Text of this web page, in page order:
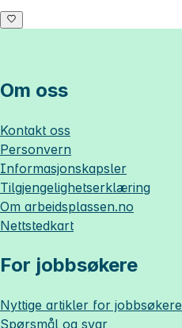
Om oss
Kontakt oss
Personvern
Informasjonskapsler
Tilgjengelighetserklæring
Om arbeidsplassen.no
Nettstedkart
For jobbsøkere
Nyttige artikler for jobbsøkere
Spørsmål og svar